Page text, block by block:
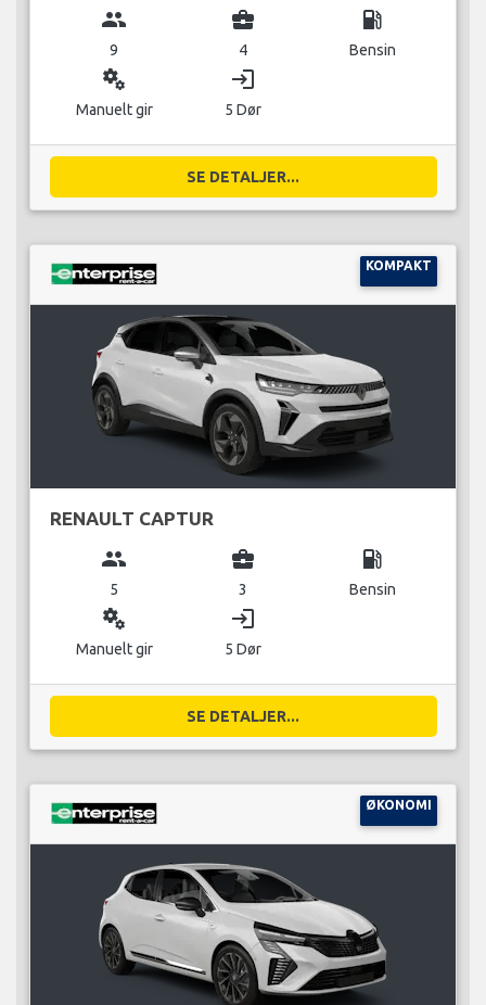
group
9
business_center
4
local_gas_station
Bensin
miscellaneous_services
Manuelt gir
login
5 Dør
SE DETALJER...
KOMPAKT
RENAULT CAPTUR
group
5
business_center
3
local_gas_station
Bensin
miscellaneous_services
Manuelt gir
login
5 Dør
SE DETALJER...
ØKONOMI